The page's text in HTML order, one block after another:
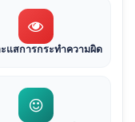
ะแสการกระทำความผิด